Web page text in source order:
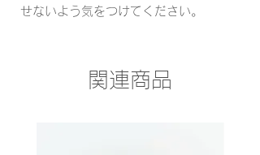
せないよう気をつけてください。
関連商品